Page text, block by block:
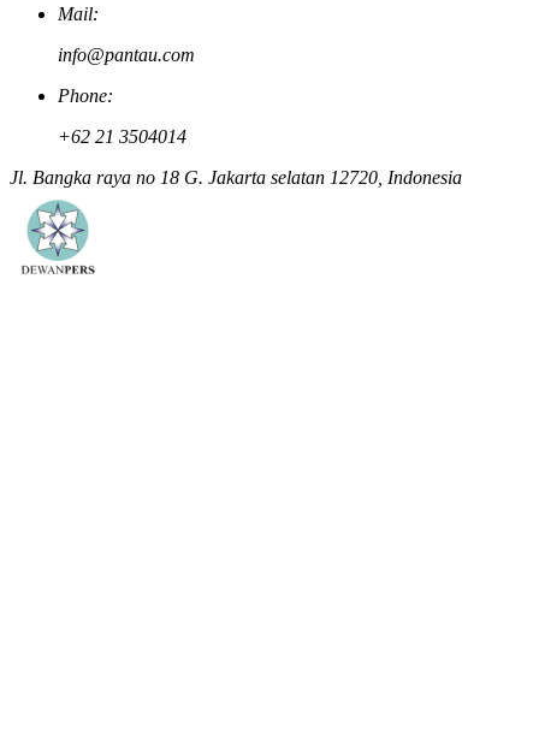
Mail:
info@pantau.com
Phone:
+62 21 3504014
Jl. Bangka raya no 18 G. Jakarta selatan 12720, Indonesia